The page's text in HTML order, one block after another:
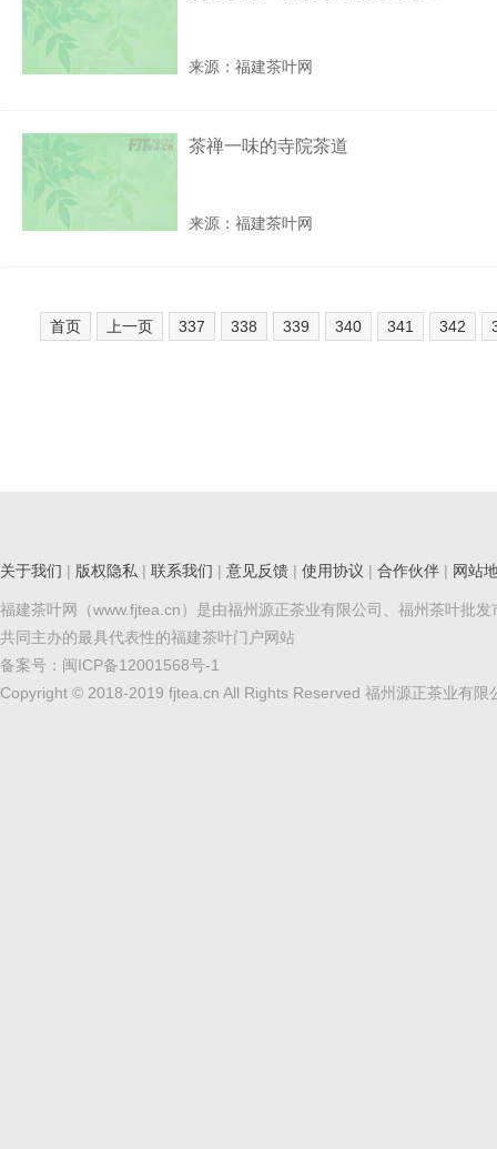
来源：福建茶叶网
茶禅一味的寺院茶道
来源：福建茶叶网
首页 上一页 337 338 339 340 341 342
关于我们 | 版权隐私 | 联系我们 | 意见反馈 | 使用协议 | 合作伙伴 | 网站
福建茶叶网（www.fjtea.cn）是由福州源正茶业有限公司、福州茶叶批发
共同主办的最具代表性的福建茶叶门户网站
备案号： 闽ICP备12001568号-1
Copyright © 2018-2019 fjtea.cn All Rights Reserved 福州源正茶业有限